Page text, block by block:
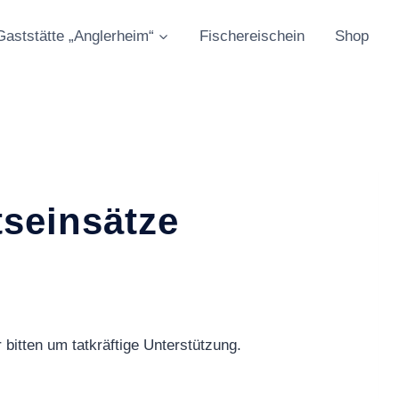
„Anglerheim“ Fischereischein Shop
um tatkräftige Unterstützung.